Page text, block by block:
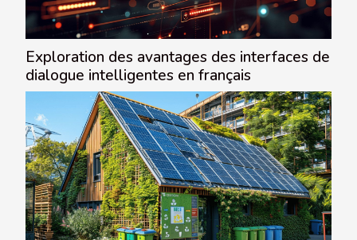
Exploration des avantages des interfaces de
dialogue intelligentes en français